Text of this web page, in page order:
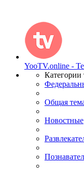
YooTV.online -
Категории
Общая
Новостные